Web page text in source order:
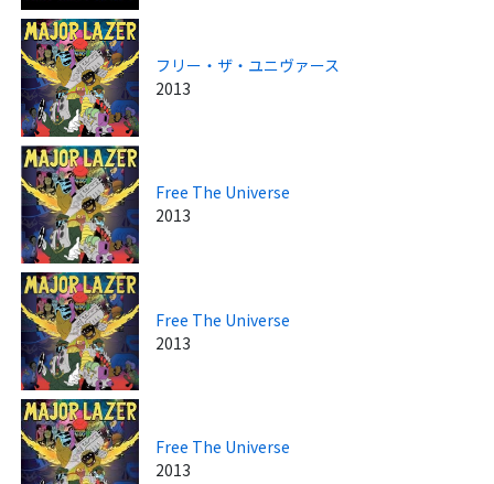
フリー・ザ・ユニヴァース
2013
Free The Universe
2013
Free The Universe
2013
Free The Universe
2013